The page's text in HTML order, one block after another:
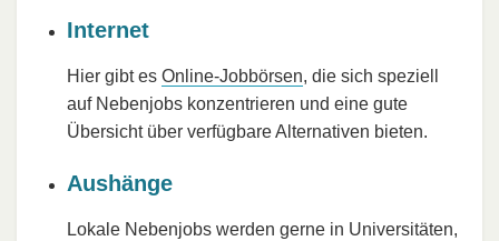
Internet
Hier gibt es Online-Jobbörsen, die sich speziell
auf Nebenjobs konzentrieren und eine gute
Übersicht über verfügbare Alternativen bieten.
Aushänge
Lokale Nebenjobs werden gerne in Universitäten,